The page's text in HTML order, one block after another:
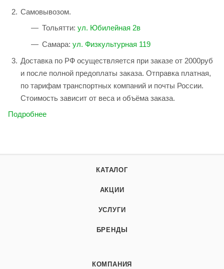
Самовывозом.
Тольятти: ул. Юбилейная 2в
Самара: ул. Физкультурная 119
Доставка по РФ осуществляется при заказе от 2000руб
и после полной предоплаты заказа. Отправка платная,
по тарифам транспортных компаний и почты России.
Стоимость зависит от веса и объёма заказа.
Подробнее
КАТАЛОГ
АКЦИИ
УСЛУГИ
БРЕНДЫ
КОМПАНИЯ